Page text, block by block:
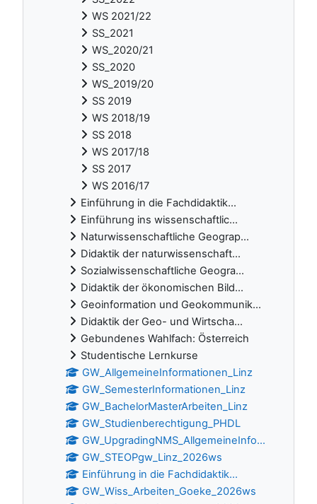
WS 2021/22
SS_2021
WS_2020/21
SS_2020
WS_2019/20
SS 2019
WS 2018/19
SS 2018
WS 2017/18
SS 2017
WS 2016/17
Einführung in die Fachdidaktik...
Einführung ins wissenschaftlic...
Naturwissenschaftliche Geograp...
Didaktik der naturwissenschaft...
Sozialwissenschaftliche Geogra...
Didaktik der ökonomischen Bild...
Geoinformation und Geokommunik...
Didaktik der Geo- und Wirtscha...
Gebundenes Wahlfach: Österreich
Studentische Lernkurse
GW_AllgemeineInformationen_Linz
GW_SemesterInformationen_Linz
GW_BachelorMasterArbeiten_Linz
GW_Studienberechtigung_PHDL
GW_UpgradingNMS_AllgemeineInfo...
GW_STEOPgw_Linz_2026ws
Einführung in die Fachdidaktik...
GW_Wiss_Arbeiten_Goeke_2026ws